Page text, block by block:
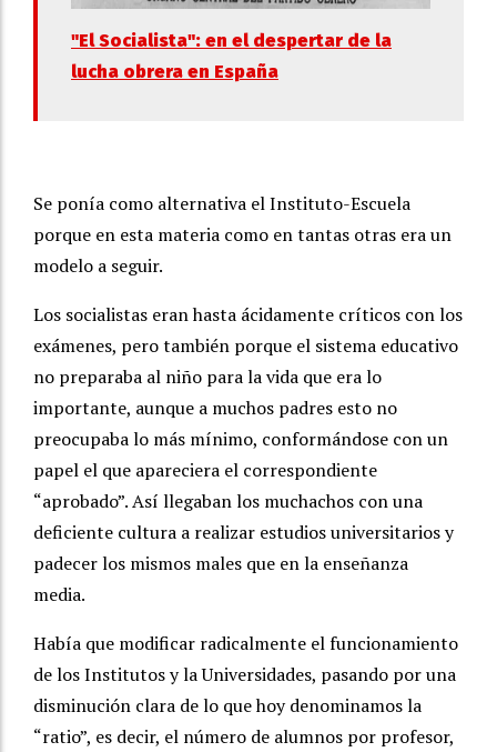
"El Socialista": en el despertar de la
lucha obrera en España
Se ponía como alternativa el Instituto-Escuela
porque en esta materia como en tantas otras era un
modelo a seguir.
Los socialistas eran hasta ácidamente críticos con los
exámenes, pero también porque el sistema educativo
no preparaba al niño para la vida que era lo
importante, aunque a muchos padres esto no
preocupaba lo más mínimo, conformándose con un
papel el que apareciera el correspondiente
“aprobado”. Así llegaban los muchachos con una
deficiente cultura a realizar estudios universitarios y
padecer los mismos males que en la enseñanza
media.
Había que modificar radicalmente el funcionamiento
de los Institutos y la Universidades, pasando por una
disminución clara de lo que hoy denominamos la
“ratio”, es decir, el número de alumnos por profesor,